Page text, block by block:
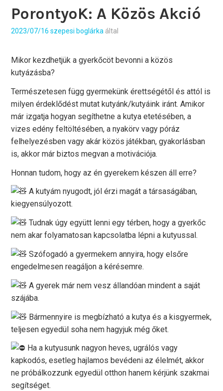
PorontyoK: A Közös Akció
2023/07/16 szepesi boglárka által
Mikor kezdhetjük a gyerkőcöt bevonni a közös
kutyázásba?
Természetesen függ gyermekünk érettségétől és attól is
milyen érdeklődést mutat kutyánk/kutyáink iránt. Amikor
már izgatja hogyan segíthetne a kutya etetésében, a
vizes edény feltöltésében, a nyakörv vagy póráz
felhelyezésben vagy akár közös játékban, gyakorlásban
is, akkor már biztos megvan a motivációja.
Honnan tudom, hogy az én gyerekem készen áll erre?
A kutyám nyugodt, jól érzi magát a társaságában,
kiegyensúlyozott.
Tudnak úgy együtt lenni egy térben, hogy a gyerkőc
nem akar folyamatosan kapcsolatba lépni a kutyussal.
Szófogadó a gyermekem annyira, hogy elsőre
engedelmesen reagáljon a kérésemre.
A gyerek már nem vesz állandóan mindent a saját
szájába.
Bármennyire is megbízható a kutya és a kisgyermek,
teljesen egyedül soha nem hagyjuk még őket.
Ha a kutyusunk nagyon heves, ugrálós vagy
kapkodós, esetleg hajlamos bevédeni az élelmét, akkor
ne próbálkozzunk egyedül otthon hanem kérjünk szakmai
segítséget.